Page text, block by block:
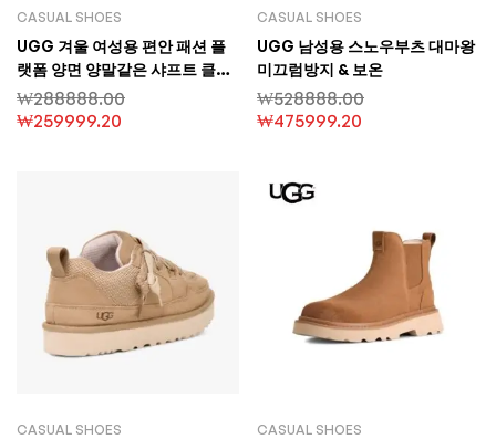
CASUAL SHOES
UGG 겨울 여성용 편안 패션 플
랫폼 양면 양말같은 샤프트 클래
식 미니 캐주얼 숏 부츠 스노우 부
츠
₩288888.00
₩259999.20
CASUAL SHOES
UGG 남성용 스노우부츠 대마왕
미끄럼방지 & 보온
₩528888.00
₩475999.20
CASUAL SHOES CASUAL SHOES